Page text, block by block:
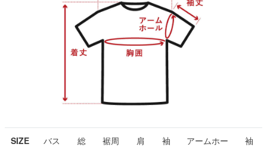
SIZE
バス
総
裾周
肩
袖
アームホー
袖